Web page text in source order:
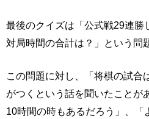
最後のクイズは「公式戦29連勝
対局時間の合計は？」という問
この問題に対し、「将棋の試合
がつくという話を聞いたことが
10時間の時もあるだろう」、